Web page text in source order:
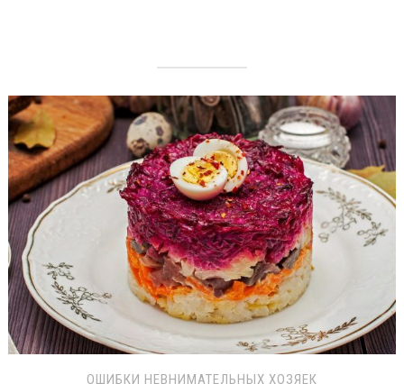
ОШИБКИ НЕВНИМАТЕЛЬНЫХ ХОЗЯЕК